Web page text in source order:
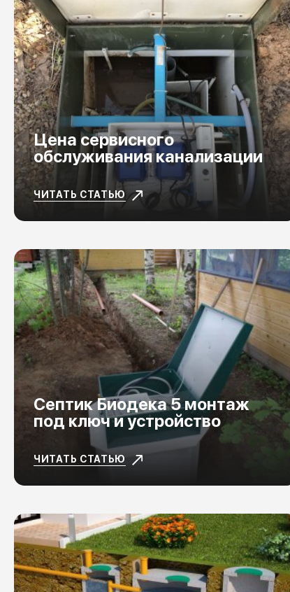
Цена сервисного
обслуживания канализации
ЧИТАТЬ СТАТЬЮ
Септик Биодека 5 монтаж
под ключ и устройство
ЧИТАТЬ СТАТЬЮ